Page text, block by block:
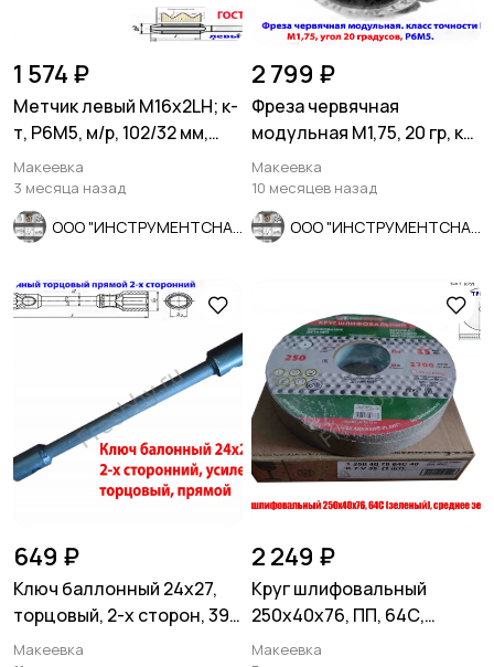
1 574 ₽
Метчик левый М16х2LH; к-
т, Р6М5, м/р, 102/32 мм,
основной шаг.
Макеевка
3 месяца назад
2 799 ₽
Фреза червячная
модульная М1,75, 20 гр, кл
В, 1°45', Р6М5, 63х27х50
Макеевка
10 месяцев назад
649 ₽
Ключ баллонный 24х27,
торцовый, 2-х сторон, 390
мм, для ГАЗ, КамАЗ.
Макеевка
2 249 ₽
Круг шлифовальный
250х40х76, ПП, 64С,
зеленый, K7 V35, среднее
Макеевка